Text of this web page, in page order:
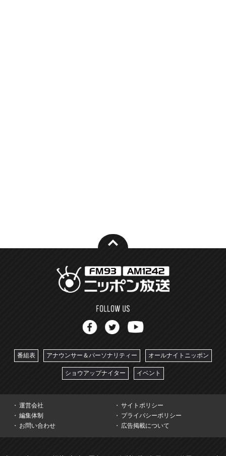
番組表 アナウンサー＆パーソナリティー オールナイトニッポン
ショウアップナイター イベント
運営会社
サイトポリシー
編集体制
プライバシーポリシー
お問い合わせ
広告掲載について